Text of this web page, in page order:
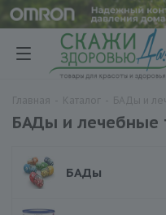
БАДы и лечебные
БАДы